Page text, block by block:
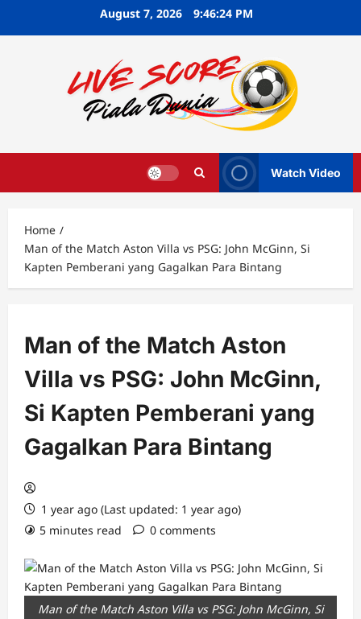
August 7, 2026 9:46:25 PM
Watch Video
Home
Man of the Match Aston Villa vs PSG: John McGinn, Si
Kapten Pemberani yang Gagalkan Para Bintang
Man of the Match Aston
Villa vs PSG: John McGinn,
Si Kapten Pemberani yang
Gagalkan Para Bintang
1 year ago (Last updated: 1 year ago)
5 minutes read
0 comments
Man of the Match Aston Villa vs PSG: John McGinn, Si